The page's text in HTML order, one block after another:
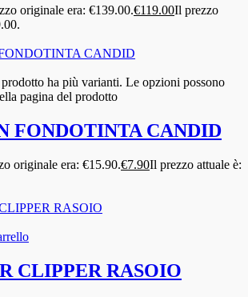
originale era: €139.00.€119.00Il prezzo
ha più varianti. Le opzioni possono
pagina del prodotto
FONDOTINTA CANDID
originale era: €15.90.€7.90Il prezzo attuale è:
CLIPPER RASOIO